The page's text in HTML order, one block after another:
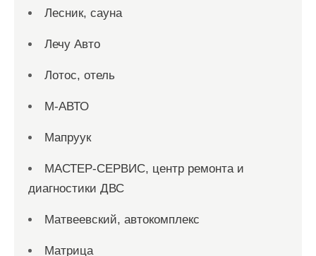
Лесник, сауна
Лечу Авто
Лотос, отель
М-АВТО
Мапруук
МАСТЕР-СЕРВИС, центр ремонта и
диагностики ДВС
Матвеевский, автокомплекс
Матрица